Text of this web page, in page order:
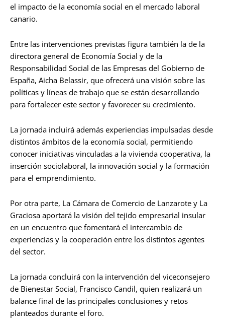
el impacto de la economía social en el mercado laboral
canario.
Entre las intervenciones previstas figura también la de la
directora general de Economía Social y de la
Responsabilidad Social de las Empresas del Gobierno de
España, Aicha Belassir, que ofrecerá una visión sobre las
políticas y líneas de trabajo que se están desarrollando
para fortalecer este sector y favorecer su crecimiento.
La jornada incluirá además experiencias impulsadas desde
distintos ámbitos de la economía social, permitiendo
conocer iniciativas vinculadas a la vivienda cooperativa, la
inserción sociolaboral, la innovación social y la formación
para el emprendimiento.
Por otra parte, La Cámara de Comercio de Lanzarote y La
Graciosa aportará la visión del tejido empresarial insular
en un encuentro que fomentará el intercambio de
experiencias y la cooperación entre los distintos agentes
del sector.
La jornada concluirá con la intervención del viceconsejero
de Bienestar Social, Francisco Candil, quien realizará un
balance final de las principales conclusiones y retos
planteados durante el foro.